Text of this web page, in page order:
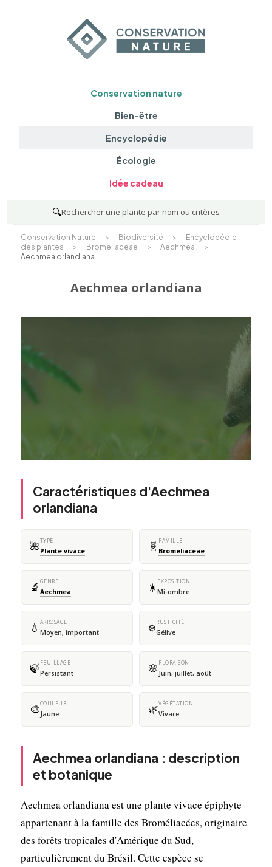
Conservation nature
Bien-être
Encyclopédie
Écologie
Idée cadeau
🔍Rechercher une plante par nom ou critères
Conservation Nature > Biodiversité >
Encyclopédie
des plantes
> Bromeliaceae > Aechmea
>
Aechmea orlandiana
Aechmea orlandiana
Caractéristiques d'Aechmea
orlandiana
🌺TYPE
Plante vivace 🧬 FAMILLE
Bromeliaceae
🔬 GENRE
Aechmea ☀️EXPOSITION
Mi-ombre
💧 ARROSAGE
Moyen, important ❄️RUSTICITÉ
Gélive
🍃FEUILLAGE
Persistant 🌸 FLORAISON
Juin, juillet, août
🎨COULEUR
Jaune 🌿VÉGÉTATION
Vivace
Aechmea orlandiana : description
et botanique
Aechmea orlandiana est une plante vivace épiphyte
appartenant à la famille des Broméliacées, originaire
des forêts tropicales d'Amérique du Sud,
particulièrement du Brésil. Cette espèce se